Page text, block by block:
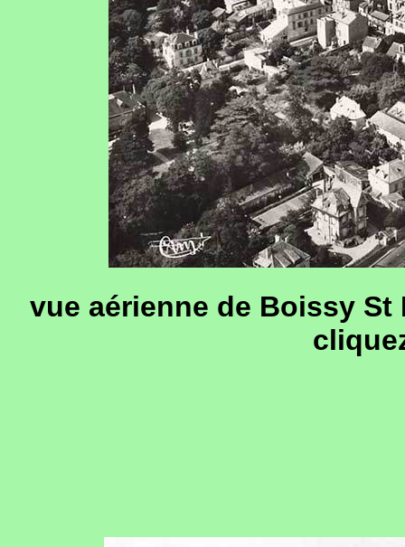
vue aérienne de Boissy